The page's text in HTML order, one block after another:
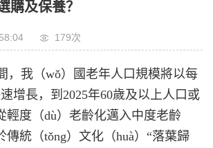
購及保養？
179次
，我（wǒ）國老年人口規模將以每
增長，到2025年60歲及以上人口或
輕度（dù）老齡化邁入中度老齡
傳統（tǒng）文化（huà）“落葉歸